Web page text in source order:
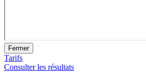
Fermer
Tarifs
Consulter les résultats